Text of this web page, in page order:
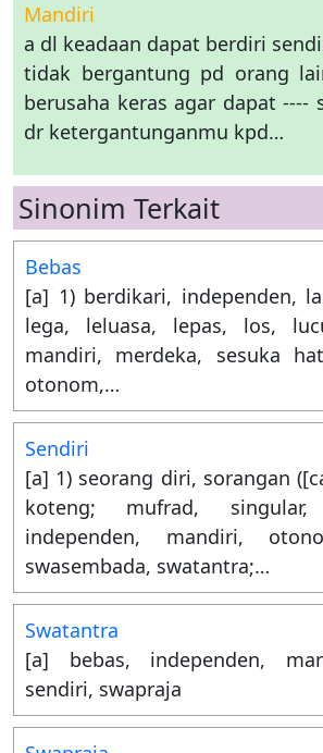
Mandiri
a dl keadaan dapat berdiri
tidak bergantung pd orang
berusaha keras agar dapat ----
dr ketergantunganmu kpd…
Sinonim Terkait
Bebas
[a] 1) berdikari, independen,
lega, leluasa, lepas, los,
mandiri, merdeka, sesuka
otonom,…
Sendiri
[a] 1) seorang diri, sorangan
koteng; mufrad,
independen, mandiri,
swasembada, swatantra;…
Swatantra
[a] bebas, independen,
sendiri, swapraja